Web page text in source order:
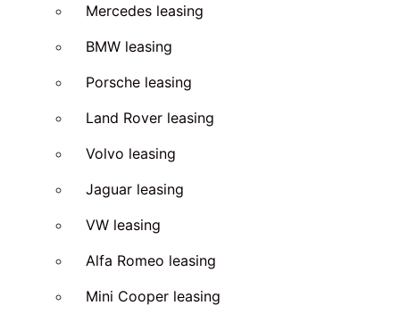
Mercedes leasing
BMW leasing
Porsche leasing
Land Rover leasing
Volvo leasing
Jaguar leasing
VW leasing
Alfa Romeo leasing
Mini Cooper leasing